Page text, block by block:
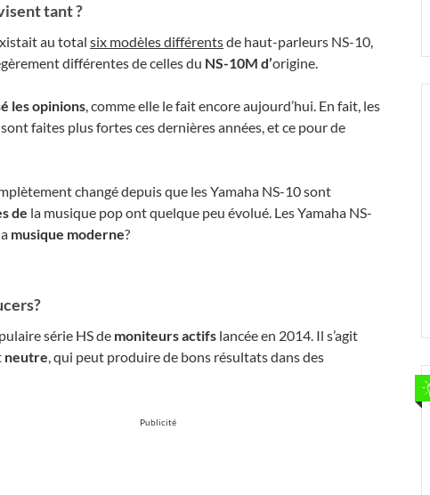
tant ?
au total six modèles différentsde haut-parleurs NS-10,
différentes de celles du NS-10M d’origine.
les opinions, comme elle le fait encore aujourd’hui. En fait, les
faites plus fortes ces dernières années, et ce pour de
changé depuis que les Yamaha NS-10 sont
de la musique pop ont quelque peu évolué. Les Yamaha NS-
musique moderne?
série HS de moniteurs actifs lancée en 2014. Il s’agit
neutre, qui peut produire de bons résultats dans des
Publicité